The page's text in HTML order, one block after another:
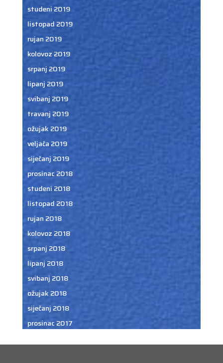
studeni 2019
listopad 2019
rujan 2019
kolovoz 2019
srpanj 2019
lipanj 2019
svibanj 2019
travanj 2019
ožujak 2019
veljača 2019
siječanj 2019
prosinac 2018
studeni 2018
listopad 2018
rujan 2018
kolovoz 2018
srpanj 2018
lipanj 2018
svibanj 2018
ožujak 2018
siječanj 2018
prosinac 2017